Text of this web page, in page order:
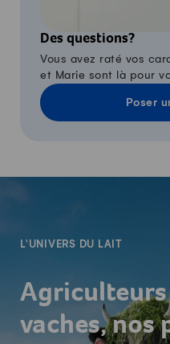
Des questions?
Vous avez raté vos
et Marie sont là pour
Poser
L'UNIVERS DU LAIT
Agriculteurs
vaches, nos